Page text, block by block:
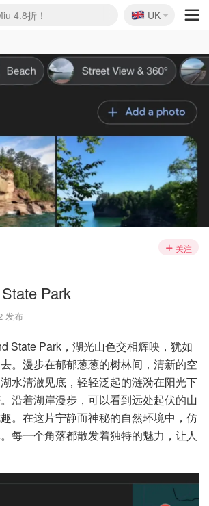
4.8折！
🇬🇧
UK
关注
Park
发布
State Park，湖光山色交相辉映，犹如
。漫步在郁郁葱葱的树林间，清新的空
水清澈见底，轻轻泛起的涟漪在阳光下
沿着湖岸漫步，可以看到远处起伏的山
。在这片宁静而神秘的自然环境中，仿
每一个角落都散发着独特的魅力，让人